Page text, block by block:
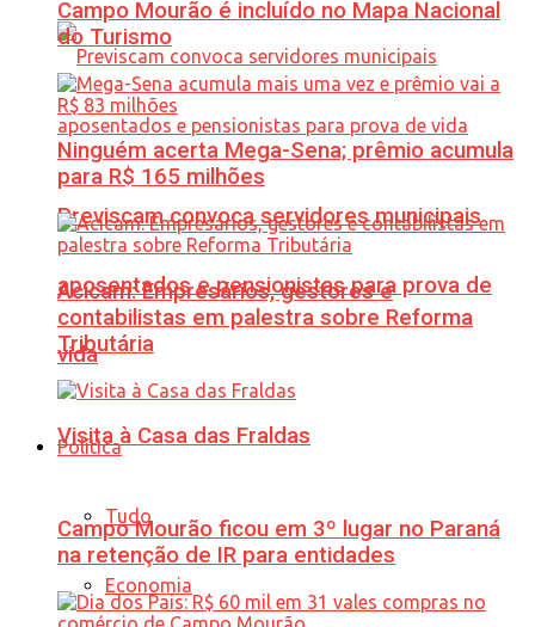
Previscam convoca servidores municipais
aposentados e pensionistas para prova de
vida
Política
Tudo
Economia
Campo Mourão é incluído no Mapa Nacional
do Turismo
Ninguém acerta Mega-Sena; prêmio acumula
para R$ 165 milhões
Acicam: Empresários, gestores e
contabilistas em palestra sobre Reforma
Tributária
Visita à Casa das Fraldas
Campo Mourão ficou em 3º lugar no Paraná
na retenção de IR para entidades